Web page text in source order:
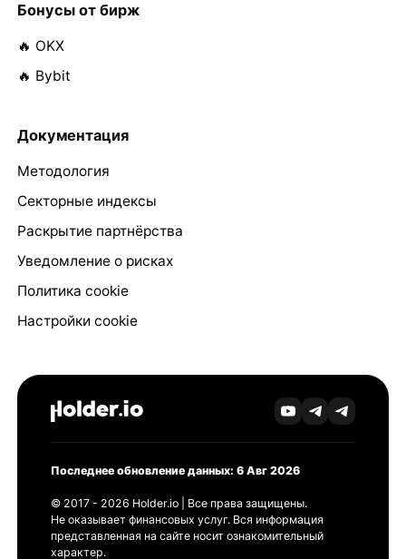
Бонусы от бирж
🔥 OKX
🔥 Bybit
Документация
Методология
Секторные индексы
Раскрытие партнёрства
Уведомление о рисках
Политика cookie
Настройки cookie
Последнее обновление данных: 6 Авг 2026
© 2017 - 2026 Holder.io | Все права защищены.
Не оказывает финансовых услуг. Вся информация
представленная на сайте носит ознакомительный
характер.